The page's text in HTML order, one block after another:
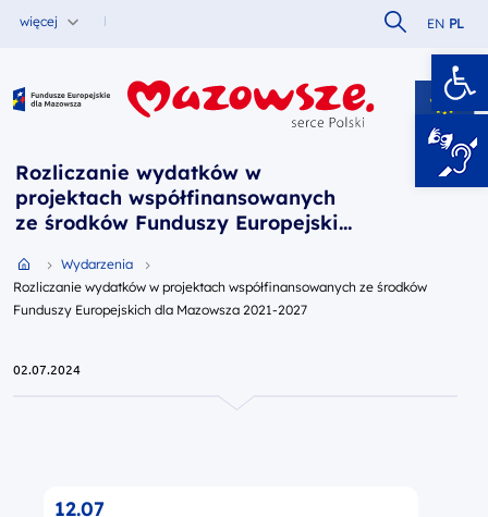
więcej Szukaj w
EN PL
Fundusze Europejskie dla Mazowsza
Rozliczanie wydatków w
projektach współfinansowanych
ze środków Funduszy Europejskich
Przejdź do strony głównej portalu
Wydarzenia
Rozliczanie wydatków w projektach współfinansowanych ze środków
Funduszy Europejskich dla Mazowsza 2021-2027
02.07.2024
12.07